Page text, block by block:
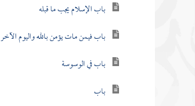
باب الإسلام يجب ما قبله
باب فيمن مات يؤمن بالله واليوم الآخر
باب في الوسوسة
باب